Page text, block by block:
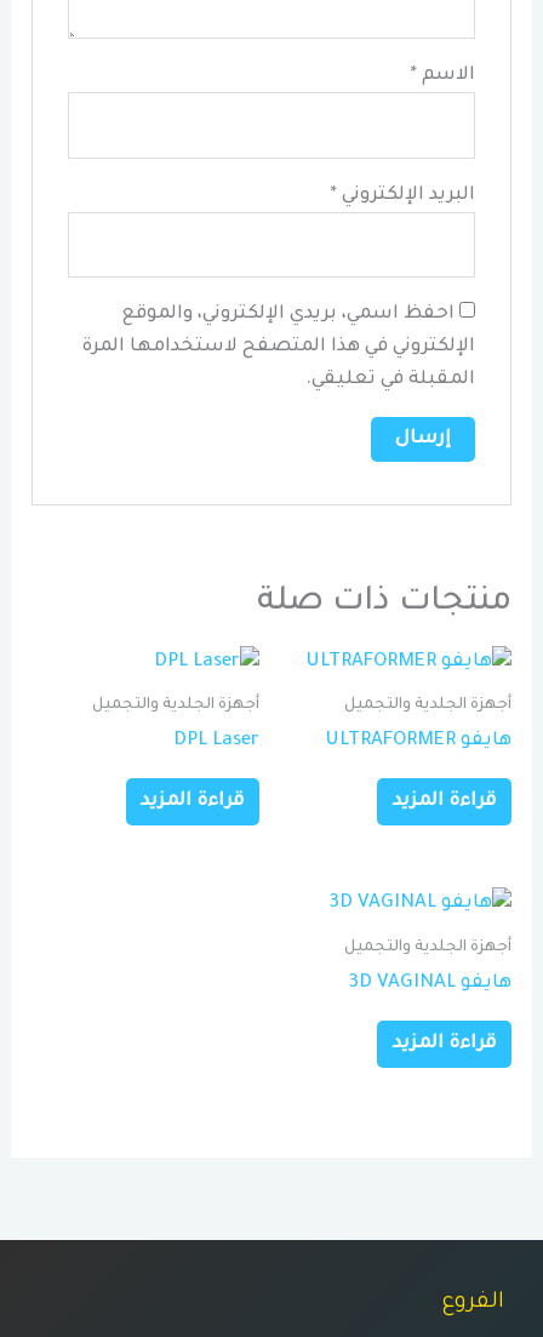
الاسم *
البريد الإلكتروني *
احفظ اسمي، بريدي الإلكتروني، والموقع
الإلكتروني في هذا المتصفح لاستخدامها المرة
المقبلة في تعليقي.
منتجات ذات صلة
أجهزة الجلدية والتجميل
هايفو ULTRAFORMER
قراءة المزيد
أجهزة الجلدية والتجميل
DPL Laser
قراءة المزيد
أجهزة الجلدية والتجميل
هايفو 3D VAGINAL
قراءة المزيد
الفروع